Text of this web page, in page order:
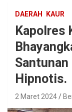
DAERAH KAUR
Kapolres
Santunan
Hipnotis.
2 Maret 2024